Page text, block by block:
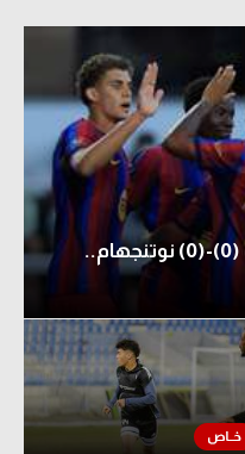
مباشر مباراة ودية - برشلونة (0)-(0) نوتنجهام..